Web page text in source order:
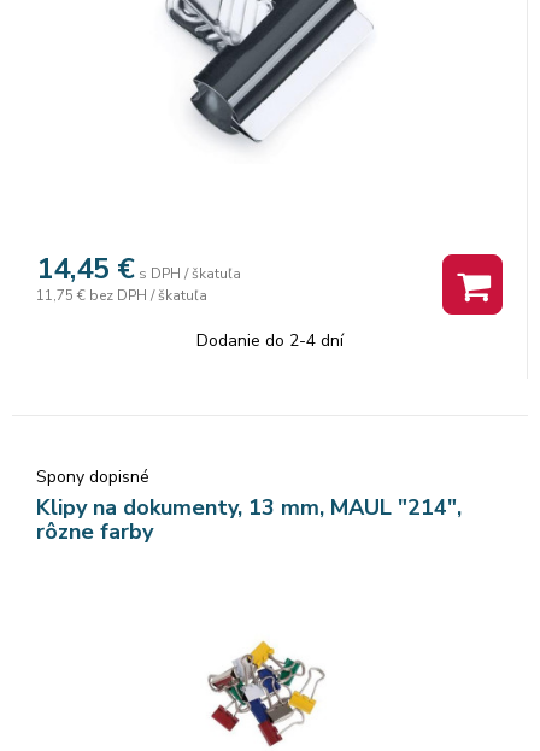
14,45 € s DPH / škatuľa
11,75 € bez DPH / škatuľa
Dodanie do 2-4 dní
Spony dopisné
Klipy na dokumenty, 13 mm, MAUL "214",
rôzne farby